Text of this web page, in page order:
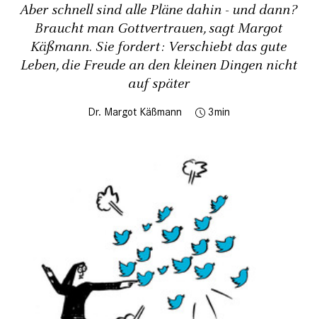
Aber schnell sind alle Pläne dahin - und dann?
Braucht man Gottvertrauen, sagt Margot
Käßmann. Sie fordert: Verschiebt das gute
Leben, die Freude an den kleinen Dingen nicht
auf später
Dr. Margot Käßmann 3